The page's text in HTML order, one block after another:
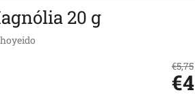
20 g
€5,75